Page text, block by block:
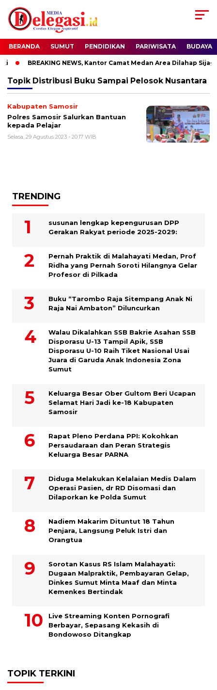
BERANDA SUMUT PENDIDIKAN PARIWISATA BUDAYA
BREAKING NEWS, Kantor Camat Medan Area Dilahap Sijago
Topik Distribusi Buku Sampai Pelosok Nusantara
Kabupaten Samosir
Polres Samosir Salurkan Bantuan
kepada Pelajar
Selasa, 29 Agustus 2023 - 20:17 WIB
TRENDING
susunan lengkap kepengurusan DPP
Gerakan Rakyat periode 2025-2029:
Pernah Praktik di Malahayati Medan, Prof
Ridha yang Pernah Soroti Hilangnya Gelar
Profesor di Pilkada
Buku “Tarombo Raja Sitempang Anak Ni
Raja Nai Ambaton” Diluncurkan
Walau Dikalahkan SSB Bakrie Asahan SSB
Disporasu U-13 Tampil Apik, SSB
Disporasu U-10 Raih Tiket Nasional Usai
Juara di Garuda Anak Indonesia Zona
Sumut
Keluarga Besar Ober Gultom Beri Ucapan
Selamat Hari Jadi ke-18 Kabupaten
Samosir
Rapat Pleno Perdana PPI: Kokohkan
Persaudaraan dan Peran Strategis
Keluarga Besar PARNA
Diduga Melakukan Kelalaian Medis Dalam
Operasi Pasien, dr RD Disomasi dan
Dilaporkan ke Polda Sumut
​Nadiem Makarim Dituntut 18 Tahun
Penjara, Langsung Peluk Istri dan
Orangtua
Sorotan Kasus RS Islam Malahayati:
Dugaan Malpraktik, Pembayaran Gelap,
Dinkes Sumut Minta Maaf dan Minta
Kemenkes Bertindak
Live Streaming Konten Pornografi
Berbayar, Sepasang Kekasih di
Bondowoso Ditangkap
TOPIK TERKINI